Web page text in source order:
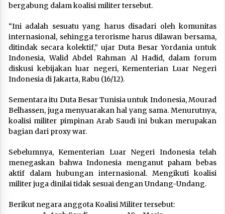
bergabung dalam koalisi militer tersebut.
“Ini adalah sesuatu yang harus disadari oleh komunitas
internasional, sehingga terorisme harus dilawan bersama,
ditindak secara kolektif,” ujar Duta Besar Yordania untuk
Indonesia, Walid Abdel Rahman Al Hadid, dalam forum
diskusi kebijakan luar negeri, Kementerian Luar Negeri
Indonesia di Jakarta, Rabu (16/12).
Sementara itu Duta Besar Tunisia untuk Indonesia, Mourad
Belhassen, juga menyuarakan hal yang sama. Menurutnya,
koalisi militer pimpinan Arab Saudi ini bukan merupakan
bagian dari proxy war.
Sebelumnya, Kementerian Luar Negeri Indonesia telah
menegaskan bahwa Indonesia menganut paham bebas
aktif dalam hubungan internasional. Mengikuti koalisi
militer juga dinilai tidak sesuai dengan Undang-Undang.
Berikut negara anggota Koalisi Militer tersebut: